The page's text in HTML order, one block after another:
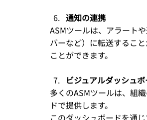
通知の連携
ASMツールは、アラート
バーなど）に転送するこ
ことができます。
ビジュアルダッシュ
多くのASMツールは、組
ドで提供します。
このダッシュボードを通